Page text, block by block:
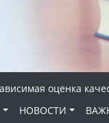
оценка
НОВОСТИ